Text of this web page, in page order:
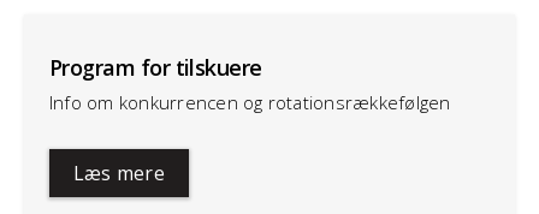
Program for tilskuere
Info om konkurrencen og rotationsrækkefølgen
Læs mere